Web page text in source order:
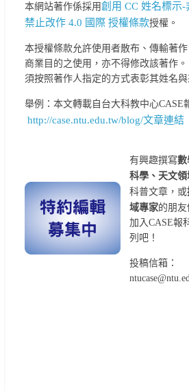
本網站著作係採用創用 CC 姓名標示-
禁止改作 4.0 國際 授權條款授權。
本授權條款允許使用者散布、傳輸著
商業目的之使用，亦不得修改該著作
須按照著作人指定的方式表彰其姓名與
舉例：本文轉載自台大科教中心CASE
http://case.ntu.edu.tw/blog/文章連結
有興趣撰寫數
科學、天文領
科普文章，或
域專家的朋
加入CASE報
列吧！
投稿信箱：